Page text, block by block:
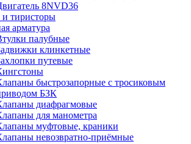
8NVD36
тиристоры
арматура
палубные
клинкетные
путевые
быстрозапорные с тросиковым
БЗК
диафрагмовые
для манометра
муфтовые, краники
невозвратно-приёмные